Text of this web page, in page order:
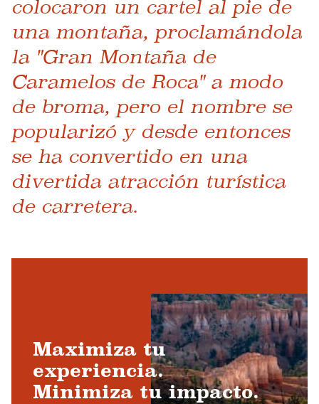
colocaron un cartel al pie de
una montaña, proclamándola
la "Gran Montaña de
Caramelos de Roca" a modo
de broma, pero el nombre se
popularizó y desde entonces
se ha convertido en una
divertida atracción turística
de carretera.
Maximiza tu
experiencia.
Minimiza tu impacto.